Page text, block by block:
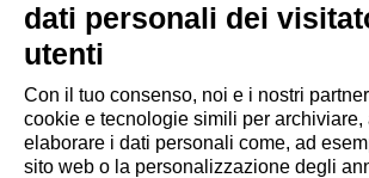
- Ufficio di informazione e accoglienza turistica di
- Comune di Formigine
- Trasporti Locali
- Trenitalia
dati personali dei
utenti
Con il tuo consenso, noi e i nostri
cookie e tecnologie simili per archiviare,
elaborare i dati personali come, ad
sito web o la personalizzazione degli